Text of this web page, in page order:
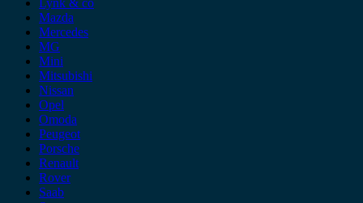
Mazda
Mercedes
MG
Mini
Mitsubishi
Nissan
Opel
Omoda
Peugeot
Porsche
Renault
Rover
Saab